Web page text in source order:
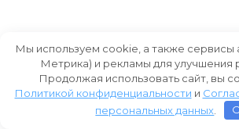
Мы используем cookie, а также сервисы
Метрика) и рекламы для улучшения
Продолжая использовать сайт, вы
Политикой конфиденциальности и
персональных данных